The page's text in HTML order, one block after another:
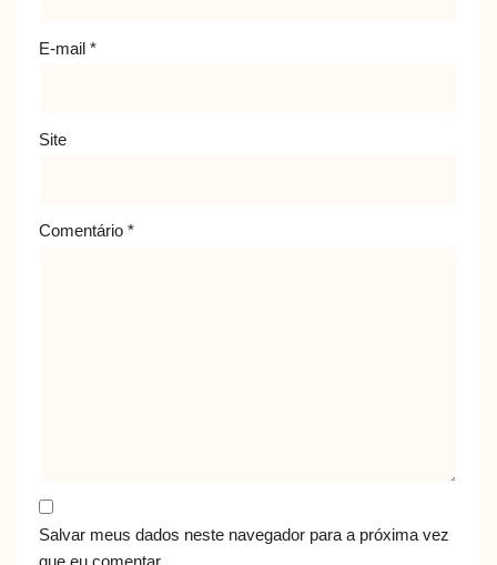
E-mail *
Site
Comentário *
Salvar meus dados neste navegador para a próxima vez
que eu comentar.